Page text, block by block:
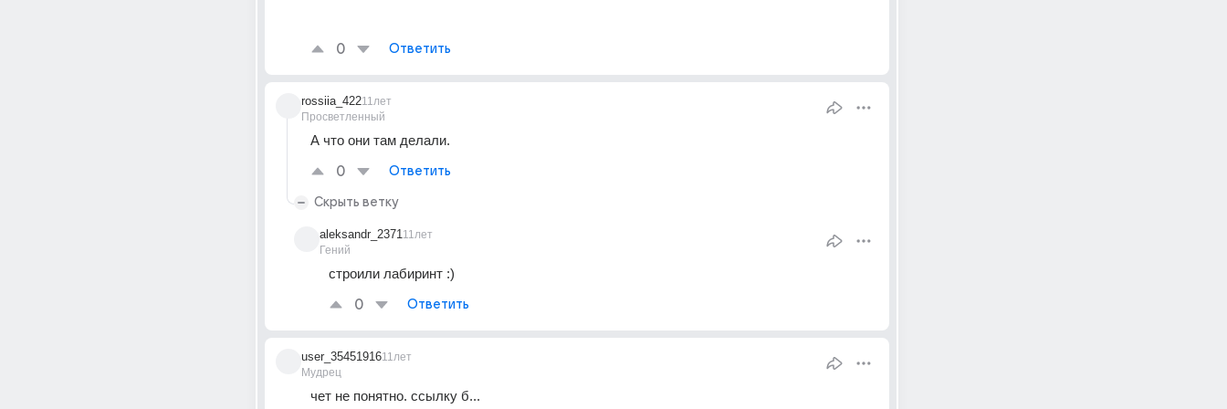
0 Ответить
rossiia_422
Просветленный
11лет
А что они там делали.
0 Ответить
Скрыть ветку
aleksandr_2371
Гений
11лет
строили лабиринт :)
0 Ответить
user_35451916
Мудрец
11лет
чет не понятно. ссылку б...